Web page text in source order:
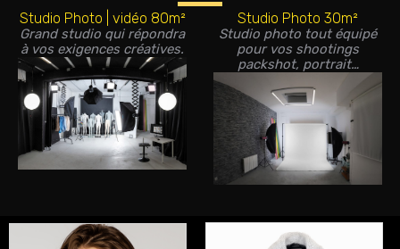
Studio Photo | vidéo 80m²
Grand studio qui répondra
à vos exigences créatives.
Studio Photo 30m²
Studio photo tout équipé
pour vos shootings
packshot, portrait…